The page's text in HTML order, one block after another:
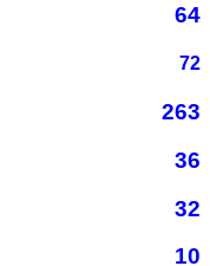
64
72
263
36
32
10